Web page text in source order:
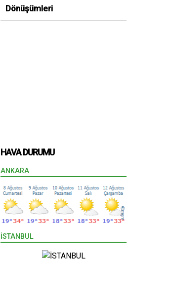
Dönüşümleri
HAVA DURUMU
ANKARA
İSTANBUL